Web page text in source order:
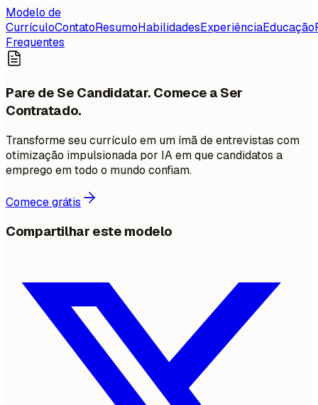
Modelo de
CurrículoContatoResumoHabilidadesExperiênciaEducação
Frequentes
Pare de Se Candidatar. Comece a Ser
Contratado.
Transforme seu currículo em um ímã de entrevistas com
otimização impulsionada por IA em que candidatos a
emprego em todo o mundo confiam.
Comece grátis
Compartilhar este modelo